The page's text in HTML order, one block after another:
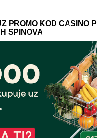
novac pre nego što
troškova skoro niko ne